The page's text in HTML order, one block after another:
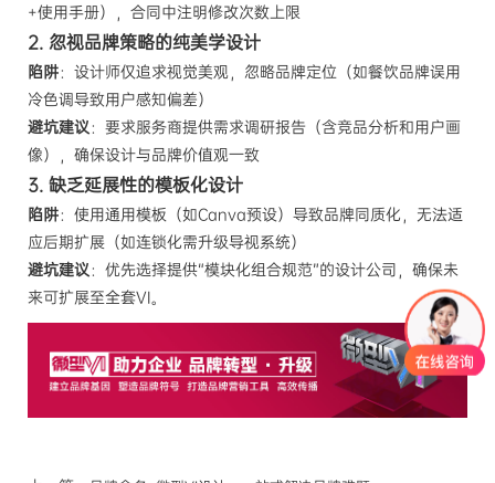
+使用手册），合同中注明修改次数上限
2. 忽视品牌策略的纯美学设计
陷阱：设计师仅追求视觉美观，忽略品牌定位（如餐饮品牌误用
冷色调导致用户感知偏差）
避坑建议：要求服务商提供需求调研报告（含竞品分析和用户画
像），确保设计与品牌价值观一致
3. 缺乏延展性的模板化设计
陷阱：使用通用模板（如Canva预设）导致品牌同质化，无法适
应后期扩展（如连锁化需升级导视系统）
避坑建议：优先选择提供“模块化组合规范”的设计公司，确保未
来可扩展至全套VI。